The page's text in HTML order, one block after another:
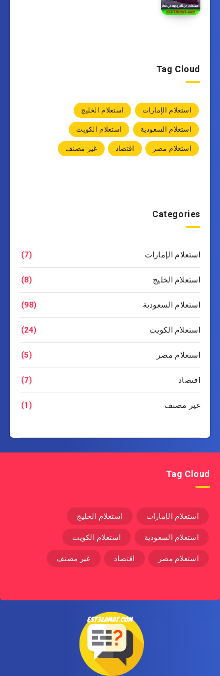
Tag Cloud
استعلام الإمارات
استعلام الخليج
استعلام السعودية
استعلام الكويت
استعلام مصر
اقتصاد غير مصنف
Categories
استعلام الإمارات (7)
استعلام الخليج (8)
استعلام السعودية (98)
استعلام الكويت (24)
استعلام مصر (5)
اقتصاد (7)
غير مصنف (1)
Tag Cloud
استعلام الإمارات استعلام الخليج
استعلام السعودية استعلام الكويت
استعلام مصر اقتصاد غير مصنف